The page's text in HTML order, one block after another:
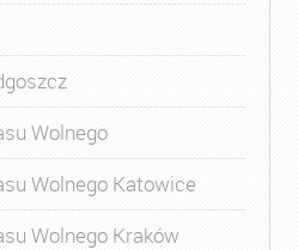
Wolnego
Wolnego Katowice
Wolnego Kraków